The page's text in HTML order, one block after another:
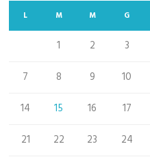
L M M G
1 2 3
7
8 9 10
14
15 16 17
21
22 23 24